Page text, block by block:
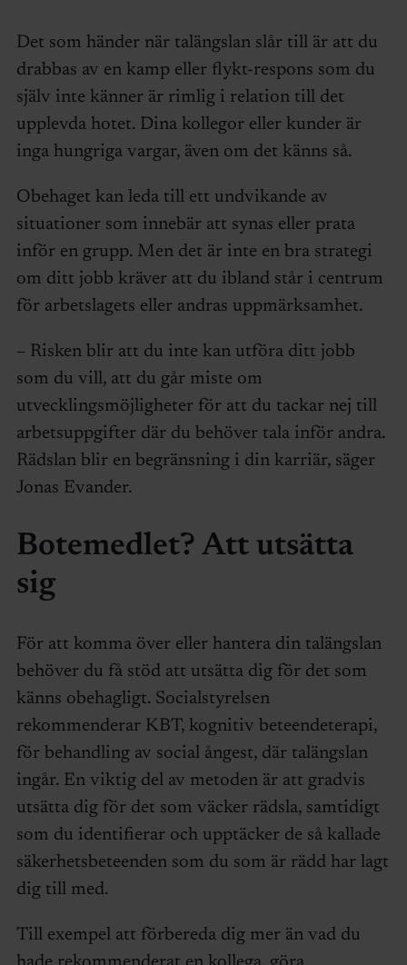
Det som händer när talängslan slår till är att du
drabbas av en kamp eller flykt-respons som du
själv inte känner är rimlig i relation till det
upplevda hotet. Dina kollegor eller kunder är
inga hungriga vargar, även om det känns så.
Obehaget kan leda till ett undvikande av
situationer som innebär att synas eller prata
inför en grupp. Men det är inte en bra strategi
om ditt jobb kräver att du ibland står i centrum
för arbetslagets eller andras uppmärksamhet.
– Risken blir att du inte kan utföra ditt jobb
som du vill, att du går miste om
utvecklingsmöjligheter för att du tackar nej till
arbetsuppgifter där du behöver tala inför andra.
Rädslan blir en begränsning i din karriär, säger
Jonas Evander.
Botemedlet? Att utsätta
sig
För att komma över eller hantera din talängslan
behöver du få stöd att utsätta dig för det som
känns obehagligt. Socialstyrelsen
rekommenderar KBT, kognitiv beteendeterapi,
för behandling av social ångest, där talängslan
ingår. En viktig del av metoden är att gradvis
utsätta dig för det som väcker rädsla, samtidigt
som du identifierar och upptäcker de så kallade
säkerhetsbeteenden som du som är rädd har lagt
dig till med.
Till exempel att förbereda dig mer än vad du